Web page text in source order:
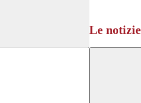
Le notizie